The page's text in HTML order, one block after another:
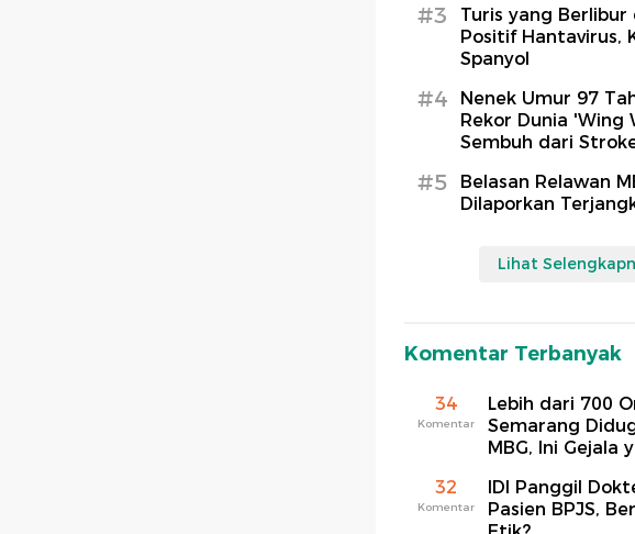
#3
Turis yang Berlibur
Positif Hantavirus,
Spanyol
#4
Nenek Umur 97
Rekor Dunia 'Wing
Sembuh dari
#5
Belasan Relawan
Dilaporkan
Lihat
Komentar Terbanyak
34
Komentar
Lebih dari 700
Semarang
MBG, Ini Gejala
32
Komentar
IDI Panggil
Pasien BPJS,